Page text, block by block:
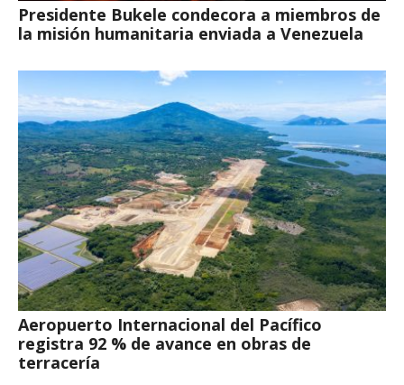
Presidente Bukele condecora a miembros de
la misión humanitaria enviada a Venezuela
Aeropuerto Internacional del Pacífico
registra 92 % de avance en obras de
terracería